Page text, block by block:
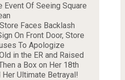
Event Of Seeing Square
Faces Backlash
On Front Door, Store
To Apologize
in the ER and Raised
a Box on Her 18th
Ultimate Betrayal!